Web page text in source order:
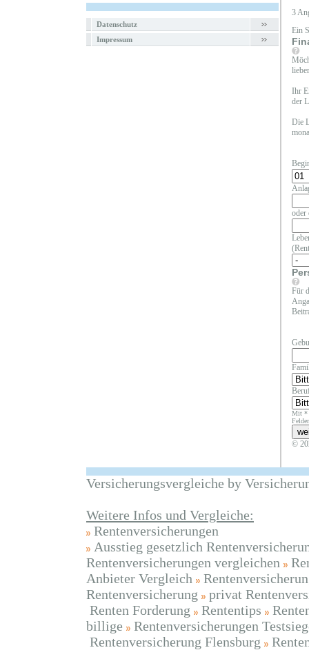
Datenschutz
Impressum
3
Ein
Ihr
der
Die
oder
Für
Mit *
©
Versicherungsvergleiche by
Weitere Infos und Vergleiche:
Rentenversicherungen
Ausstieg gesetzlich
Rentenversicherungen vergleichen
Anbieter Vergleich
Rentenversicherung
privat
Renten Forderung
Rententips
billige
Rentenversicherungen
Rentenversicherung Flensburg